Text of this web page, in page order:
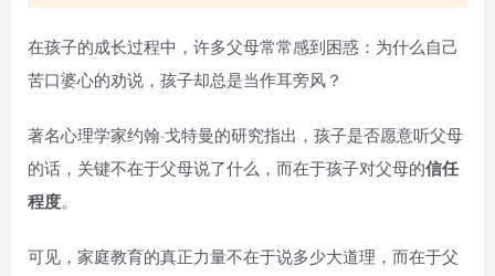
在孩子的成长过程中，许多父母常常感到困惑：为什么自己
苦口婆心的劝说，孩子却总是当作耳旁风？
著名心理学家约翰·戈特曼的研究指出，孩子是否愿意听父母
的话，关键不在于父母说了什么，而在于孩子对父母的信任
程度。
可见，家庭教育的真正力量不在于说多少大道理，而在于父